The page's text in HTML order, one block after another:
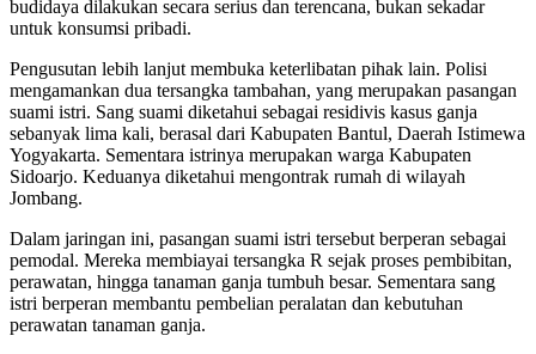
budidaya dilakukan secara serius dan terencana, bukan sekadar
untuk konsumsi pribadi.
Pengusutan lebih lanjut membuka keterlibatan pihak lain. Polisi
mengamankan dua tersangka tambahan, yang merupakan pasangan
suami istri. Sang suami diketahui sebagai residivis kasus ganja
sebanyak lima kali, berasal dari Kabupaten Bantul, Daerah Istimewa
Yogyakarta. Sementara istrinya merupakan warga Kabupaten
Sidoarjo. Keduanya diketahui mengontrak rumah di wilayah
Jombang.
Dalam jaringan ini, pasangan suami istri tersebut berperan sebagai
pemodal. Mereka membiayai tersangka R sejak proses pembibitan,
perawatan, hingga tanaman ganja tumbuh besar. Sementara sang
istri berperan membantu pembelian peralatan dan kebutuhan
perawatan tanaman ganja.